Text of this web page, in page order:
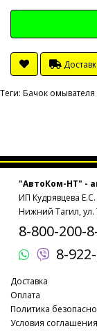
Теги: Бачок омывателя
"АвтоКом-НТ" -
ИП Кудрявцева Е.С.
Нижний Тагил, ул.
8-800-200-
8-
Доставка
Оплата
Политика
Условия соглашения